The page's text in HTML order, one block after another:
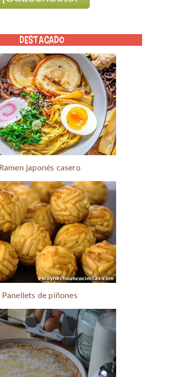
DESTACADO
Ramen japonés casero
Panellets de piñones